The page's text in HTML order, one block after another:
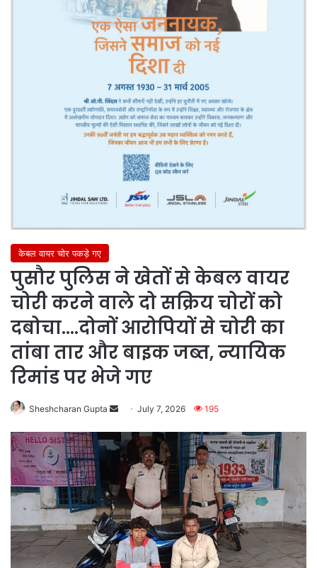
केबल वायर चोर पकड़े गए
पुसौर पुलिस ने खेतों से केबल वायर
चोरी करने वाले दो सक्रिय चोरों को
दबोचा….दोनों आरोपियों से चोरी का
तांबा तार और बाइक जब्त, न्यायिक
रिमांड पर भेजे गए
Sheshcharan Gupta
Send
email
July 7, 2026 195